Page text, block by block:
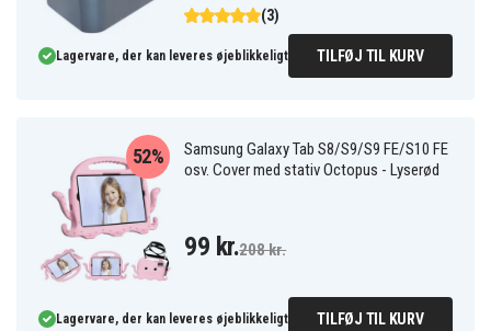
(3)
Lagervare, der kan leveres øjeblikkeligt TILFØJ TIL KURV
Samsung Galaxy Tab S8/S9/S9 FE/S10 FE
osv. Cover med stativ Octopus - Lyserød
52%
99 kr.208 kr.
Lagervare, der kan leveres øjeblikkeligt TILFØJ TIL KURV